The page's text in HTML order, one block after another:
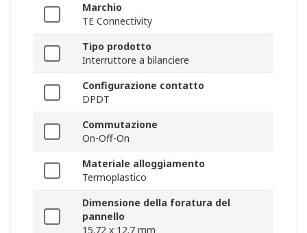
Marchio
TE Connectivity
Tipo prodotto
Interruttore a bilanciere
Configurazione contatto
DPDT
Commutazione
On-Off-On
Materiale alloggiamento
Termoplastico
Dimensione della foratura del
pannello
15.72 x 12.7 mm